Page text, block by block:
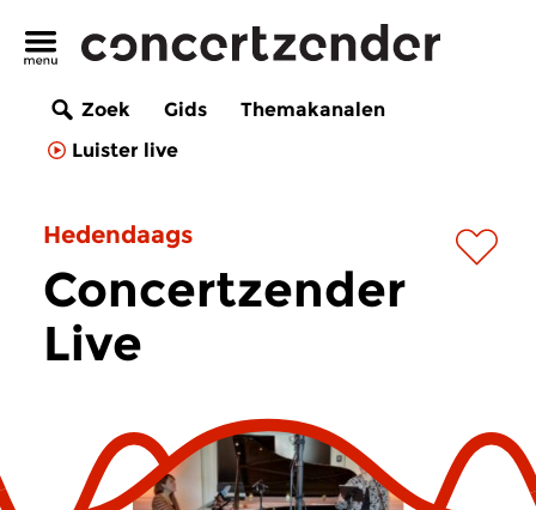
Zoek Gids
Themakanalen
Luister live
Hedendaags
Concertzender
Live